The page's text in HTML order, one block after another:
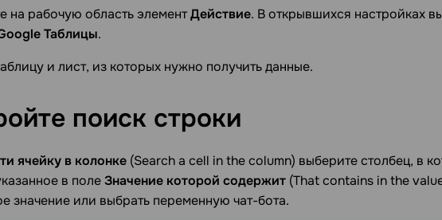
на рабочую область элементДействие. В открывшихся настройках
Таблицы.
и лист, из которых нужно получить данные.
поиск строки
ячейку в колонке (Search a cell in the column) выберите столбец, в
в полеЗначение которой содержит (That contains in the
значение или выбрать переменную чат-бота.